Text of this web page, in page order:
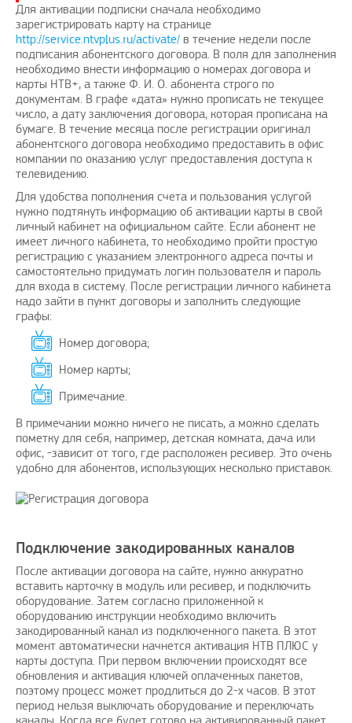
Для активации подписки сначала необходимо
зарегистрировать карту на странице
http://service.ntvplus.ru/activate/ в течение недели после
подписания абонентского договора. В поля для заполнения
необходимо внести информацию о номерах договора и
карты НТВ+, а также Ф. И. О. абонента строго по
документам. В графе «дата» нужно прописать не текущее
число, а дату заключения договора, которая прописана на
бумаге. В течение месяца после регистрации оригинал
абонентского договора необходимо предоставить в офис
компании по оказанию услуг предоставления доступа к
телевидению.
Для удобства пополнения счета и пользования услугой
нужно подтянуть информацию об активации карты в свой
личный кабинет на официальном сайте. Если абонент не
имеет личного кабинета, то необходимо пройти простую
регистрацию с указанием электронного адреса почты и
самостоятельно придумать логин пользователя и пароль
для входа в систему. После регистрации личного кабинета
надо зайти в пункт договоры и заполнить следующие
графы:
Номер договора;
Номер карты;
Примечание.
В примечании можно ничего не писать, а можно сделать
пометку для себя, например, детская комната, дача или
офис, -зависит от того, где расположен ресивер. Это очень
удобно для абонентов, использующих несколько приставок.
Подключение закодированных каналов
После активации договора на сайте, нужно аккуратно
вставить карточку в модуль или ресивер, и подключить
оборудование. Затем согласно приложенной к
оборудованию инструкции необходимо включить
закодированный канал из подключенного пакета. В этот
момент автоматически начнется активация НТВ ПЛЮС у
карты доступа. При первом включении происходят все
обновления и активация ключей оплаченных пакетов,
поэтому процесс может продлиться до 2-х часов. В этот
период нельзя выключать оборудование и переключать